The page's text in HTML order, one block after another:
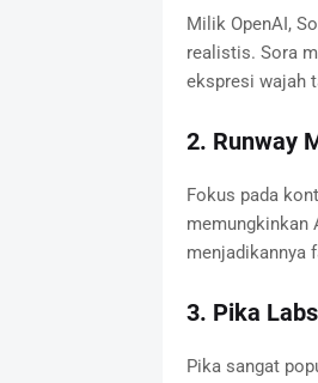
Milik OpenAI,
realistis. Sora
ekspresi wajah
2. Runway
Fokus pada
memungkinkan
menjadikannya
3. Pika Labs
Pika sangat